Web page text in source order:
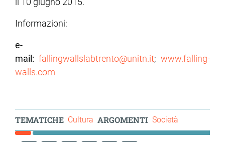
Informazioni:
e-
mail: fallingwallslabtrento@unitn.it; www.falling-
walls.com
TEMATICHE Cultura ARGOMENTI Società